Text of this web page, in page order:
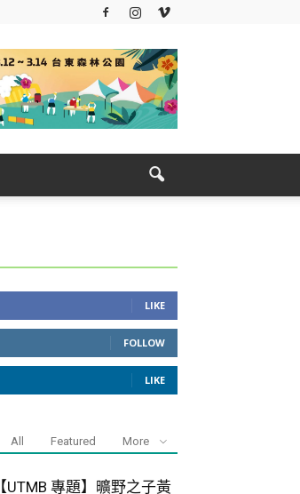
LIKE
FOLLOW
LIKE
All Featured More
【UTMB 專題】曠野之子黃